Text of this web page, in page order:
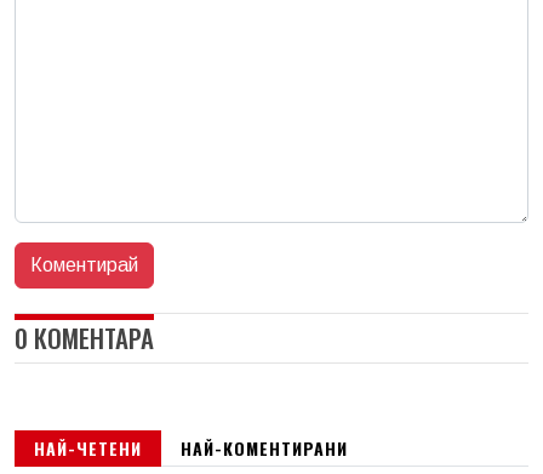
0 КОМЕНТАРА
НАЙ-ЧЕТЕНИ НАЙ-КОМЕНТИРАНИ